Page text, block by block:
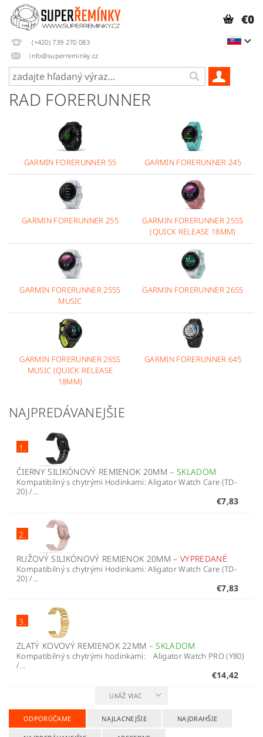
(+420) 739 270 083
info@superreminky.cz
€0
RAD FORERUNNER
GARMIN FORERUNNER 55 GARMIN FORERUNNER 245
GARMIN FORERUNNER 255
GARMIN FORERUNNER 255S
(QUICK RELEASE 18MM)
GARMIN FORERUNNER 255S
MUSIC
GARMIN FORERUNNER 265S
GARMIN FORERUNNER 265S
MUSIC (QUICK RELEASE
18MM)
GARMIN FORERUNNER 645
NAJPREDÁVANEJŠIE
1.
ČIERNY SILIKÓNOVÝ REMIENOK 20MM–SKLADOM
Kompatibilný s chytrými Hodinkami: Aligator Watch Care (TD-
20) /...
€7,83
2.
RUŽOVÝ SILIKÓNOVÝ REMIENOK 20MM–VYPREDANÉ
Kompatibilný s chytrými Hodinkami: Aligator Watch Care (TD-
20) /...
€7,83
3.
ZLATÝ KOVOVÝ REMIENOK 22MM –SKLADOM
Kompatibilný s chytrými hodinkami: Aligator Watch PRO (Y80)
/...
€14,42
UKÁŽ VIAC
ODPORÚČAME NAJLACNEJŠIE NAJDRAHŠIE